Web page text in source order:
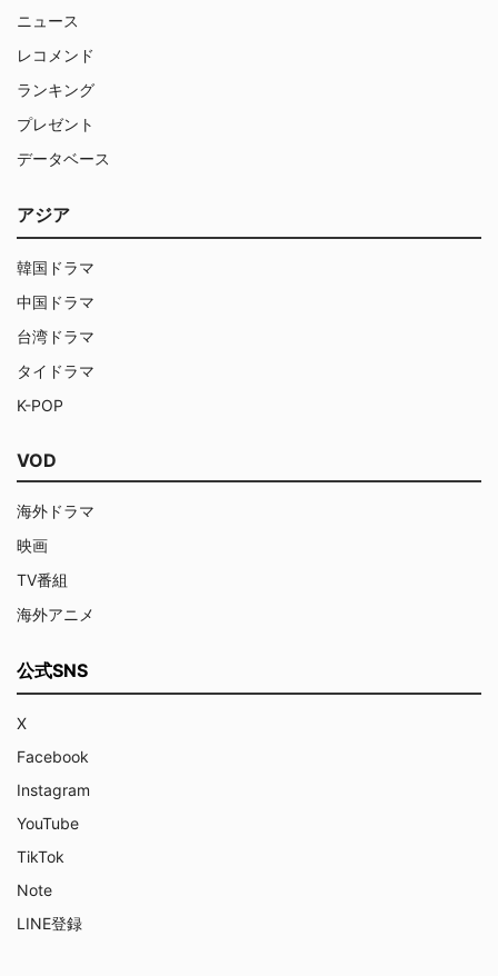
ニュース
レコメンド
ランキング
プレゼント
データベース
アジア
韓国ドラマ
中国ドラマ
台湾ドラマ
タイドラマ
K-POP
VOD
海外ドラマ
映画
TV番組
海外アニメ
公式SNS
X
Facebook
Instagram
YouTube
TikTok
Note
LINE登録